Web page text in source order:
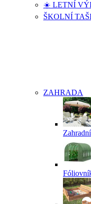
☀️ LETNÍ
ŠKOLNÍ
ZAHRADA